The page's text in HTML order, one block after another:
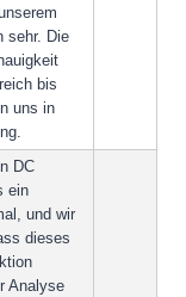
sehr. Die
bis
uns in
DC
ein
und wir
dieses
Analyse